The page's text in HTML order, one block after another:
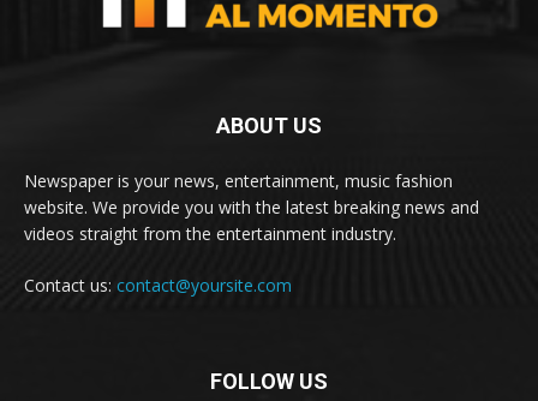
ABOUT US
Newspaper is your news, entertainment, music fashion
website. We provide you with the latest breaking news and
videos straight from the entertainment industry.
Contact us: contact@yoursite.com
FOLLOW US